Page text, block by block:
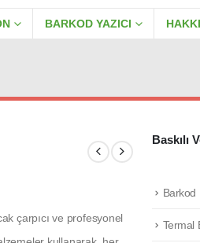
BARKOD YAZICI
çarpıcı ve profesyonel
Baskılı
Barkod
Termal